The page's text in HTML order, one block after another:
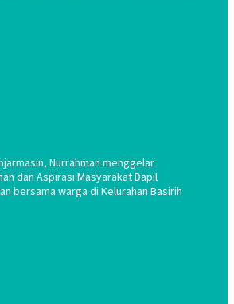
Nurrahman menggelar
dan Aspirasi Masyarakat Dapil
bersama warga di Kelurahan Basirih